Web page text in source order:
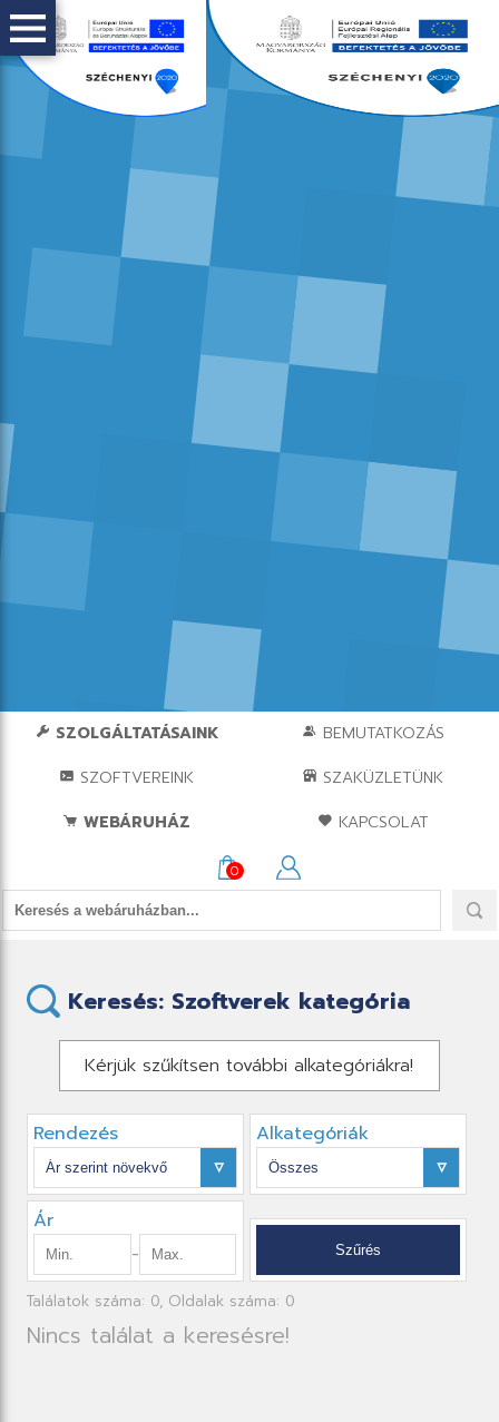
SZOLGÁLTATÁSAINK
BEMUTATKOZÁS
SZOFTVEREINK
SZAKÜZLETÜNK
WEBÁRUHÁZ
KAPCSOLAT
0
Keresés: Szoftverek kategória
Kérjük szűkítsen további alkategóriákra!
Rendezés Alkategóriák
Ár
-
Találatok száma: 0, Oldalak száma: 0
Nincs találat a keresésre!